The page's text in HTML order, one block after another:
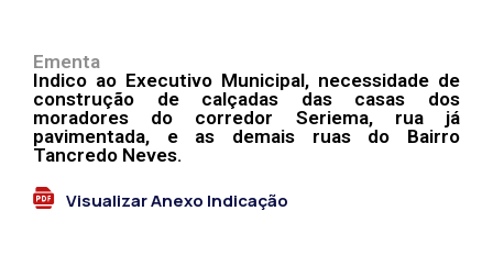
Ementa
Indico ao Executivo Municipal, necessidade de
construção de calçadas das casas dos
moradores do corredor Seriema, rua já
pavimentada, e as demais ruas do Bairro
Tancredo Neves.
Visualizar Anexo Indicação